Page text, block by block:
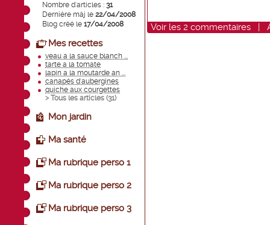
Nombre d'articles : 31
Dernière màj le 22/04/2008
Blog créé le 17/04/2008
Mes recettes
veau a la sauce blanch ...
tarte a la tomate
lapin a la moutarde an ...
canapés d'aubergines
quiche aux courgettes
> Tous les articles (31)
Mon jardin
Ma santé
Ma rubrique perso 1
Ma rubrique perso 2
Ma rubrique perso 3
Voir les 2 commentaires |